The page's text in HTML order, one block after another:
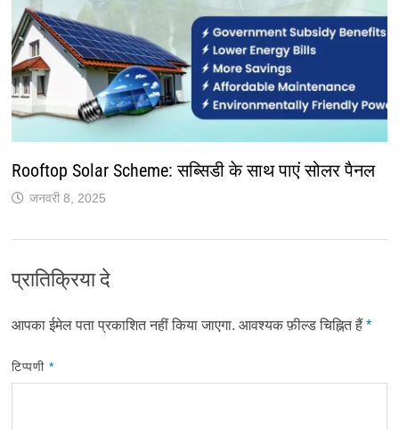
Rooftop Solar Scheme: सब्सिडी के साथ पाएं सोलर पैनल
जनवरी 8, 2025
प्रातिक्रिया दे
आपका ईमेल पता प्रकाशित नहीं किया जाएगा. आवश्यक फ़ील्ड चिह्नित हैं *
टिप्पणी*